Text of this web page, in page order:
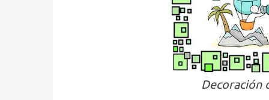
Decoración